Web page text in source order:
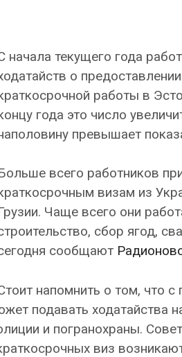
начала текущего года
о
работы в
года это число
превышает
всего работников
визам из
Чаще всего они
сбор ягод,
сообщают
напомнить о том, что
подавать ходатайства
и погранохраны.
виз